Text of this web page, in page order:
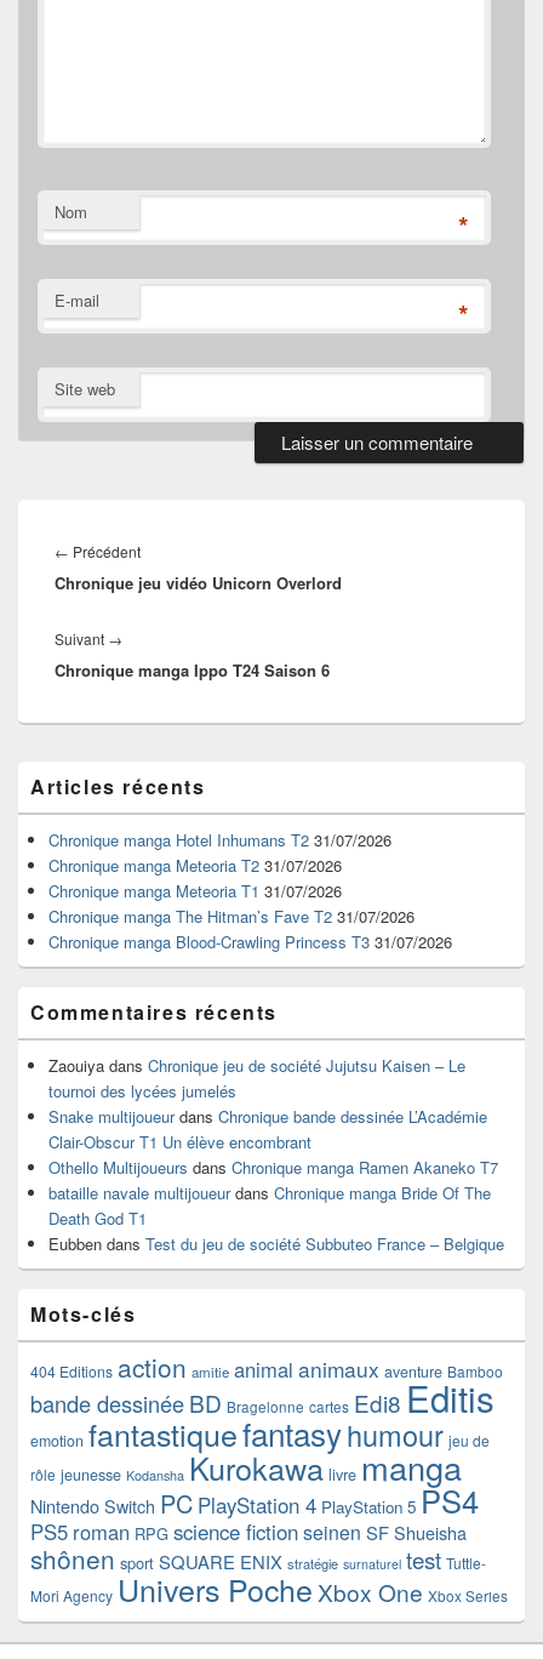
Nom *
E-mail *
Site web
de
l’article
← PrécédentArticle
précédent :
Chronique jeu vidéo Unicorn Overlord
Suivant →
suivant :
Chronique manga Ippo T24 Saison 6
principale
de
widget
pour
barre
latérale
Articles récents
Chronique manga Hotel Inhumans T2 31/07/2026
Chronique manga Meteoria T2 31/07/2026
Chronique manga Meteoria T1 31/07/2026
Chronique manga The Hitman’s Fave T2 31/07/2026
Chronique manga Blood-Crawling Princess T3 31/07/2026
Commentaires récents
Zaouiya dans Chronique jeu de société Jujutsu Kaisen – Le
tournoi des lycées jumelés
Snake multijoueurdans Chronique bande dessinée L’Académie
Clair-Obscur T1 Un élève encombrant
Othello Multijoueurs dans Chronique manga Ramen Akaneko T7
bataille navale multijoueurdans Chronique manga Bride Of The
Death God T1
Eubben dans Test du jeu de société Subbuteo France – Belgique
Mots-clés
404 Editions action amitie animal animaux aventure Bamboo
bande dessinéeBD Bragelonne cartes Edi8 Editis
emotion fantastiquefantasyhumour jeu de
rôle jeunesse Kodansha Kurokawa livre manga
Nintendo Switch PC PlayStation 4 PlayStation 5 PS4
PS5 roman RPG science fictionseinen SF Shueisha
shônen sport SQUARE ENIX stratégie surnaturel test Tuttle-
Mori Agency Univers Poche Xbox One Xbox Series